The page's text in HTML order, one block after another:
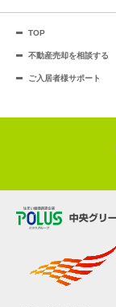
TOP
不動産売却を相談する
ご入居者様サポート